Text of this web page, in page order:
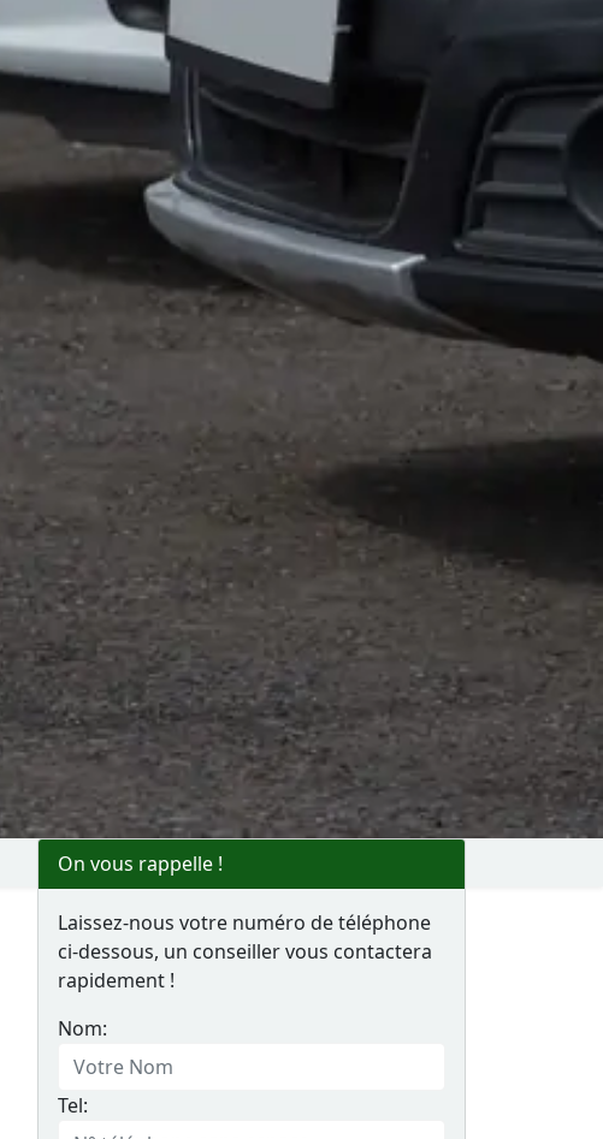
On vous rappelle !
Laissez-nous votre numéro de téléphone
ci-dessous, un conseiller vous contactera
rapidement !
Nom:
Tel: